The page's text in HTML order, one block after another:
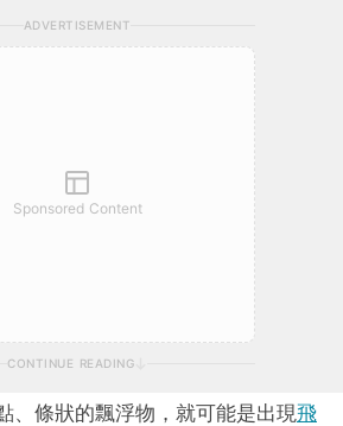
ADVERTISEMENT
Sponsored Content
CONTINUE READING
、條狀的飄浮物，就可能是出現飛